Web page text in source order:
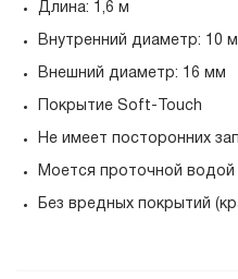
Длина: 1,6 м
Внутренний диаметр: 10
Внешний диаметр: 16 мм
Покрытие Soft-Touch
Не имеет посторонних
Моется проточной водой
Без вредных покрытий